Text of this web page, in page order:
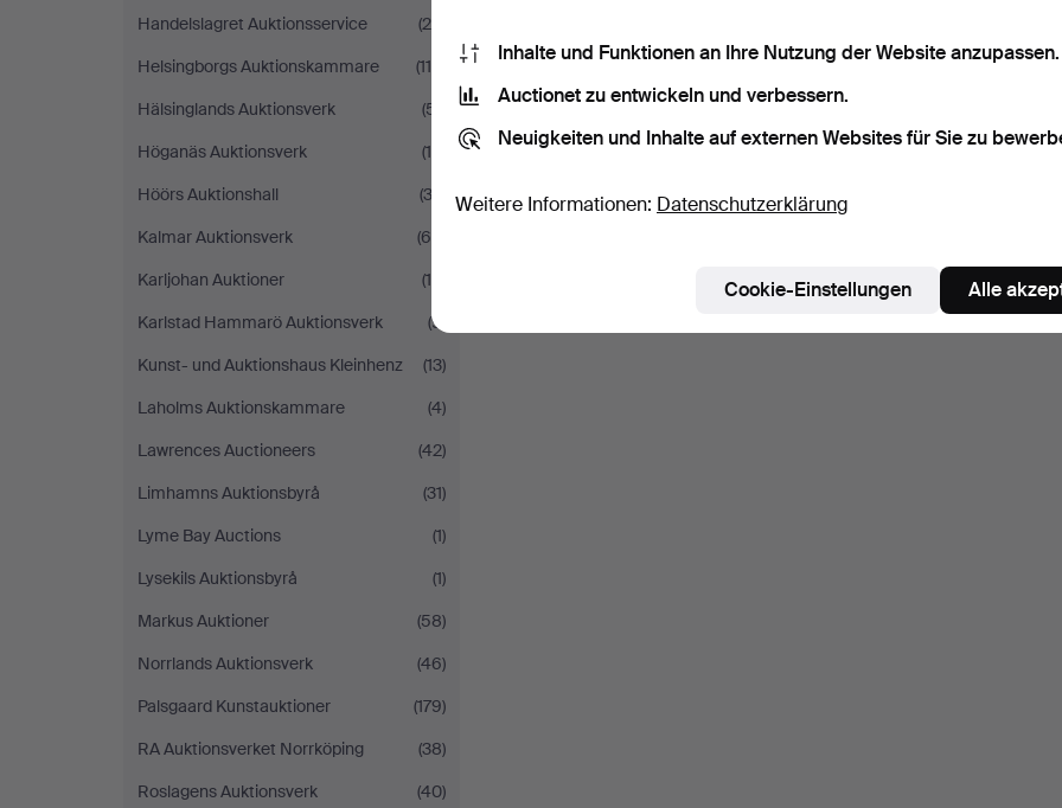
Handelslagret Auktionsservice
(26)
Helsingborgs Auktionskammare
(115)
Hälsinglands Auktionsverk
(51)
Höganäs Auktionsverk
(16)
Höörs Auktionshall
(33)
Kalmar Auktionsverk
(66)
Karljohan Auktioner
(16)
Karlstad Hammarö Auktionsverk
(9)
Kunst- und Auktionshaus Kleinhenz
(13)
Laholms Auktionskammare
(4)
Lawrences Auctioneers
(42)
Limhamns Auktionsbyrå
(31)
Lyme Bay Auctions
(1)
Lysekils Auktionsbyrå
(1)
Markus Auktioner
(58)
Norrlands Auktionsverk
(46)
Palsgaard Kunstauktioner
(179)
RA Auktionsverket Norrköping
(38)
Roslagens Auktionsverk
(40)
Inhalte und Funktionen an Ihre Nutzung der Website anzupassen.
Auctionet zu entwickeln und verbessern.
Neuigkeiten und Inhalte auf externen Websites für Sie zu
Weitere Informationen: Datenschutzerklärung
Cookie-Einstellungen Alle